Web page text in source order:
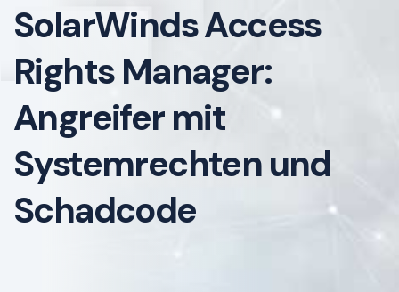
SolarWinds Access
Rights Manager:
Angreifer mit
Systemrechten und
Schadcode